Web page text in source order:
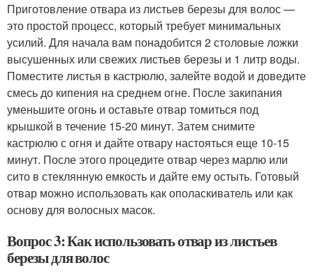
Приготовление отвара из листьев березы для волос —
это простой процесс, который требует минимальных
усилий. Для начала вам понадобится 2 столовые ложки
высушенных или свежих листьев березы и 1 литр воды.
Поместите листья в кастрюлю, залейте водой и доведите
смесь до кипения на среднем огне. После закипания
уменьшите огонь и оставьте отвар томиться под
крышкой в течение 15-20 минут. Затем снимите
кастрюлю с огня и дайте отвару настояться еще 10-15
минут. После этого процедите отвар через марлю или
сито в стеклянную емкость и дайте ему остыть. Готовый
отвар можно использовать как ополаскиватель или как
основу для волосных масок.
Вопрос 3: Как использовать отвар из листьев
березы для волос